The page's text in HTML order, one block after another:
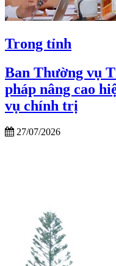
Trong tỉnh
Ban Thường vụ
pháp nâng cao
vụ chính trị
27/07/2026